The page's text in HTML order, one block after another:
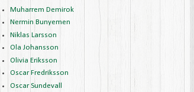
Muharrem Demirok
Nermin Bunyemen
Niklas Larsson
Ola Johansson
Olivia Eriksson
Oscar Fredriksson
Oscar Sundevall